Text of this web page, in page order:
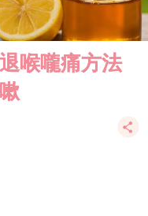
喉嚨痛方法